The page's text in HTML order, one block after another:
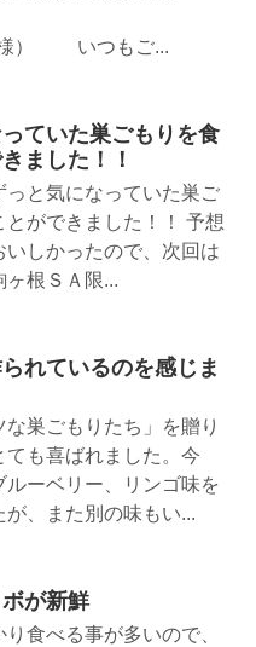
。
） いつもご...
ていた巣ごもりを食
ました！！
っと気になっていた巣ご
とができました！！ 予想
いしかったので、次回は
ヶ根ＳＡ限...
れているのを感じま
な巣ごもりたち」を贈り
ても喜ばれました。今
ルーベリー、リンゴ味を
が、また別の味もい...
が新鮮
食べる事が多いので、